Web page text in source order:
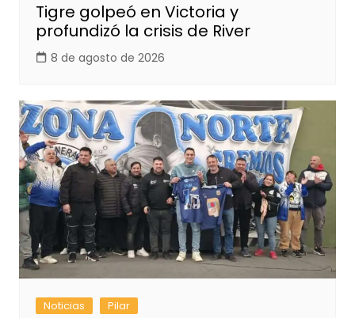
Tigre golpeó en Victoria y
profundizó la crisis de River
8 de agosto de 2026
Noticias Pilar